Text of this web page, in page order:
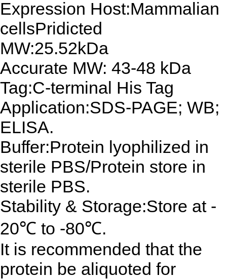
Expression Host:Mammalian
cellsPridicted
MW:25.52kDa
Accurate MW: 43-48 kDa
Tag:C-terminal His Tag
Application:SDS-PAGE; WB;
ELISA.
Buffer:Protein lyophilized in
sterile PBS/Protein store in
sterile PBS.
Stability & Storage:Store at -
20℃ to -80℃.
It is recommended that the
protein be aliquoted for